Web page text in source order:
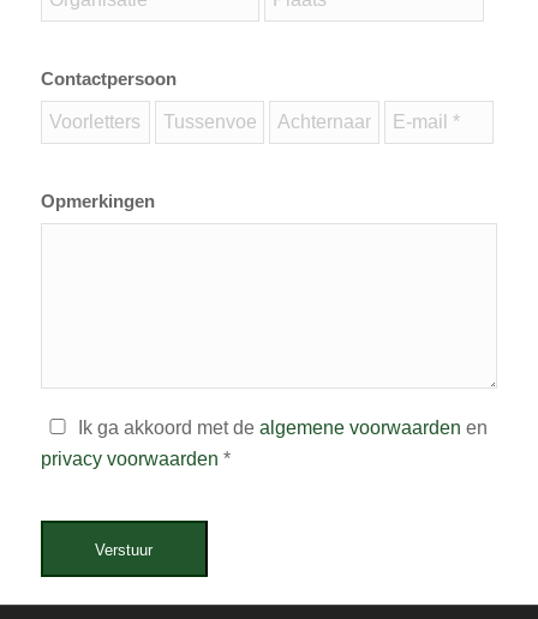
Contactpersoon
Opmerkingen
Ik ga akkoord met de algemene voorwaarden en
privacy voorwaarden *
Verstuur